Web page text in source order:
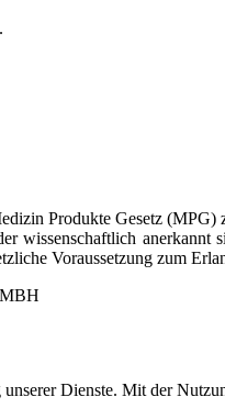
Produkte Gesetz (MPG)
wissenschaftlich
Voraussetzung zum
Dienste. Mit der